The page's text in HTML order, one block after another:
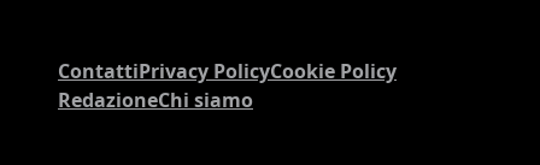
ContattiPrivacy PolicyCookie Policy
RedazioneChi siamo